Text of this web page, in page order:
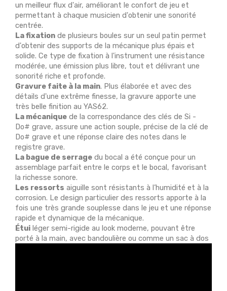
un meilleur flux d'air, améliorant le confort de jeu et
permettant à chaque musicien d'obtenir une sonorité
centrée.
La fixation de plusieurs boules sur un seul patin permet
d'obtenir des supports de la mécanique plus épais et
solide. Ce type de fixation à l'instrument une résistance
modérée, une émission plus libre, tout et délivrant une
sonorité riche et profonde.
Gravure faite à la main. Plus élaborée et avec des
détails d'une extrême finesse, la gravure apporte une
très belle finition au YAS62.
La mécanique de la correspondance des clés de Si -
Do# grave, assure une action souple, précise de la clé de
Do# grave et une réponse claire des notes dans le
registre grave.
La bague de serrage du bocal a été conçue pour un
assemblage parfait entre le corps et le bocal, favorisant
la richesse sonore.
Les ressorts aiguille sont résistants à l’humidité et à la
corrosion. Le design particulier des ressorts apporte à la
fois une très grande souplesse dans le jeu et une réponse
rapide et dynamique de la mécanique.
Étui léger semi-rigide au look moderne, pouvant être
porté à la main, avec bandoulière ou comme un sac à dos